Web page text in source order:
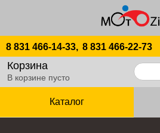
8 831 466-14-33, 8 831 466-22-73
Корзина
В корзине пусто
Каталог